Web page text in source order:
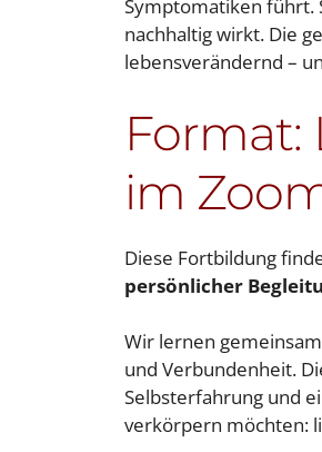
Symptomatiken führt.
nachhaltig wirkt. Die
lebensverändernd –
Format:
im
Diese Fortbildung
persönlicher
Wir lernen
und Verbundenheit.
Selbsterfahrung und
verkörpern möchten: